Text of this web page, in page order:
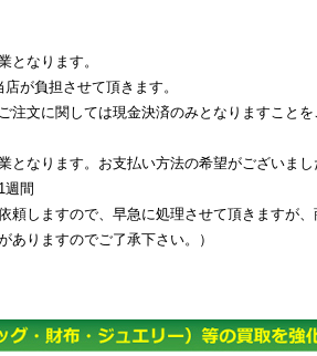
となります。
が負担させて頂きます。
注文に関しては現金決済のみとなりますこと
となります。お支払い方法の希望がございま
間
頼しますので、早急に処理させて頂きますが
ありますのでご了承下さい。）